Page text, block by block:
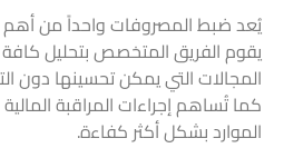
يُعد ضبط المصروفات واحداً من أهم
يقوم الفريق المتخصص بتحليل كافة
المجالات التي يمكن تحسينها دون
كما تُساهم إجراءات المراقبة
الموارد بشكل أكثر كفاءة.